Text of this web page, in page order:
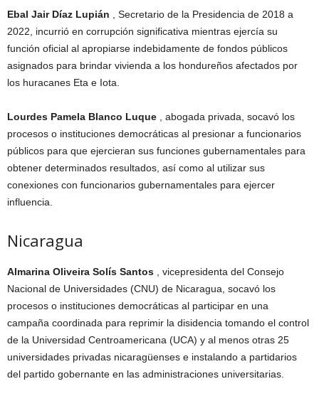
Ebal Jair Díaz Lupián , Secretario de la Presidencia de 2018 a
2022, incurrió en corrupción significativa mientras ejercía su
función oficial al apropiarse indebidamente de fondos públicos
asignados para brindar vivienda a los hondureños afectados por
los huracanes Eta e Iota.
Lourdes Pamela Blanco Luque , abogada privada, socavó los
procesos o instituciones democráticas al presionar a funcionarios
públicos para que ejercieran sus funciones gubernamentales para
obtener determinados resultados, así como al utilizar sus
conexiones con funcionarios gubernamentales para ejercer
influencia.
Nicaragua
Almarina Oliveira Solís Santos , vicepresidenta del Consejo
Nacional de Universidades (CNU) de Nicaragua, socavó los
procesos o instituciones democráticas al participar en una
campaña coordinada para reprimir la disidencia tomando el control
de la Universidad Centroamericana (UCA) y al menos otras 25
universidades privadas nicaragüenses e instalando a partidarios
del partido gobernante en las administraciones universitarias.